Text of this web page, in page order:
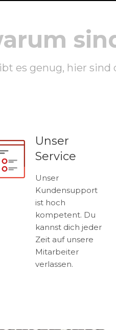
es genug, hier sind
Unser
Service
Unser
Kundensupport
ist hoch
kompetent. Du
kannst dich jeder
Zeit auf unsere
Mitarbeiter
verlassen.